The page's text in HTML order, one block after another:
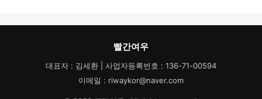
빨간여우
대표자 : 김세환 | 사업자등록번호 : 136-71-00594
이메일 : riwaykor@naver.com